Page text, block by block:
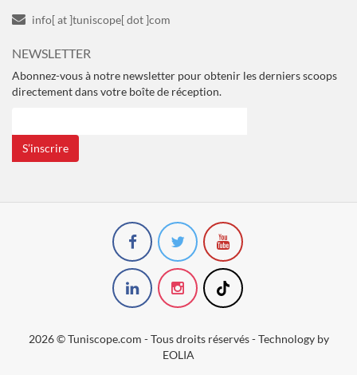
info[ at ]tuniscope[ dot ]com
NEWSLETTER
Abonnez-vous à notre newsletter pour obtenir les derniers scoops
directement dans votre boîte de réception.
S’inscrire
2026 © Tuniscope.com - Tous droits réservés - Technology by
EOLIA